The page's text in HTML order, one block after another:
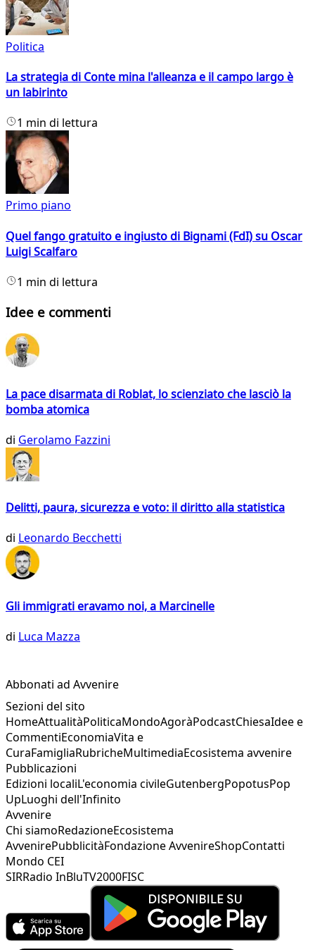
Politica
La strategia di Conte mina l'alleanza e il campo largo è
un labirinto
1 min di lettura
Primo piano
Quel fango gratuito e ingiusto di Bignami (FdI) su Oscar
Luigi Scalfaro
1 min di lettura
Idee e commenti
La pace disarmata di Roblat, lo scienziato che lasciò la
bomba atomica
di Gerolamo Fazzini
Delitti, paura, sicurezza e voto: il diritto alla statistica
di Leonardo Becchetti
Gli immigrati eravamo noi, a Marcinelle
di Luca Mazza
Abbonati ad Avvenire
Sezioni del sito
HomeAttualitàPoliticaMondoAgoràPodcastChiesaIdee e
CommentiEconomiaVita e
CuraFamigliaRubricheMultimediaEcosistema avvenire
Pubblicazioni
Edizioni localiL'economia civileGutenbergPopotusPop
UpLuoghi dell'Infinito
Avvenire
Chi siamoRedazioneEcosistema
AvvenirePubblicitàFondazione AvvenireShopContatti
Mondo CEI
SIRRadio InBluTV2000FISC